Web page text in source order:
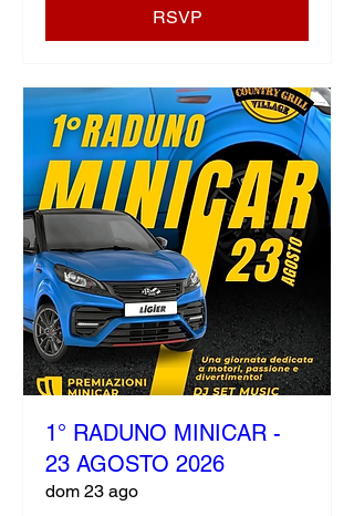
RSVP
1° RADUNO MINICAR -
23 AGOSTO 2026
dom 23 ago